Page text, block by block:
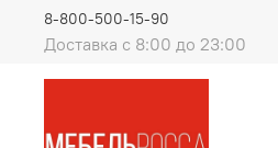
Доставка с 8:00 до 23:00
8-800-500-15-90